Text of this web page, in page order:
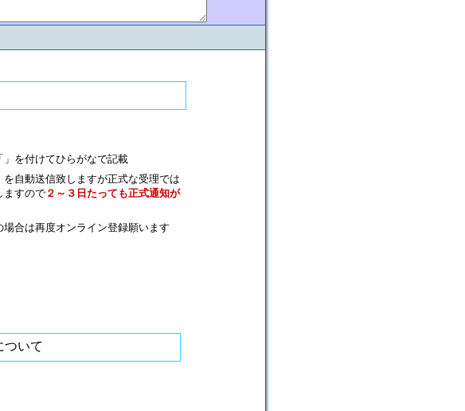
」を付けてひらがなで記載
自動送信致しますが正式な受理では
ますので ２～３日たっても正式通知が
合は再度オンライン登録願います
ついて